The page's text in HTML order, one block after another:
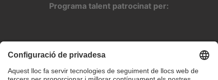
Programa talent patrocinat per: